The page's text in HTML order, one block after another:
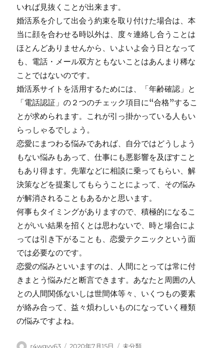
いれば見抜くことが出来ます。
婚活系を介して出会う約束を取り付けた場合は、本
当に顔を合わせる時以外は、度々連絡し合うことは
ほとんどありませんから、いよいよ会う日となって
も、電話・メール双方ともないことはあんまり稀な
ことではないのです。
婚活系サイトを活用するためには、「年齢確認」と
「電話認証」の２つのチェック項目に“合格”するこ
とが求められます。これが引っ掛かっている人もい
らっしゃるでしょう。
恋愛にまつわる悩みであれば、自分ではどうしよう
もない悩みもあって、仕事にも悪影響を及ぼすこと
もあり得ます。先輩などに相談に乗ってもらい、解
決策などを提案してもらうことによって、その悩み
が解消されることもあるかと思います。
何事もタイミングがありますので、積極的になるこ
とがいい結果を招くとは思わないで、時と場合によ
っては引き下がることも、恋愛テクニックという面
では必要なのです。
恋愛の悩みといいますのは、人間にとっては常に付
きまとう悩みだと断言できます。あなたと周囲の人
との人間関係ないしは世間体等々、いくつもの要素
が絡み合って、益々煩わしいものになっていく種類
の悩みですよね。
Author
r4wgyv63 Posted
2020年7月15日 Categories
未分類